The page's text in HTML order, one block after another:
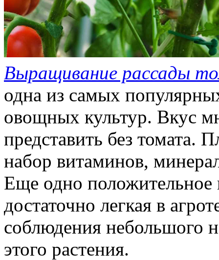
Выращивание рассады
одна из самых
овощных культур. Вкус
представить без томата.
набор витаминов,
Еще одно положительное
достаточно легкая в
соблюдения небольшого
этого растения.